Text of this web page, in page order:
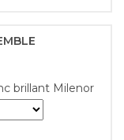
brillant Milenor